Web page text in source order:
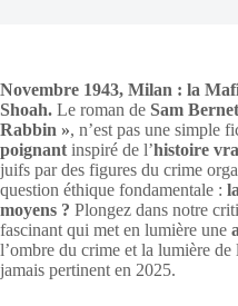
Novembre 1943, Milan : la
Shoah. Le roman de Sam
Rabbin », n’est pas une simple
poignant inspiré de l’histoire
juifs par des figures du crime
question éthique fondamentale :
moyens ? Plongez dans notre
fascinant qui met en lumière une
l’ombre du crime et la lumière
jamais pertinent en 2025.